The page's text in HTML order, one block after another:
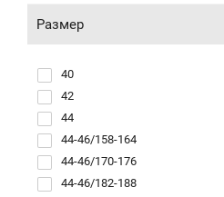
Размер
40
42
44
44-46/158-164
44-46/170-176
44-46/182-188